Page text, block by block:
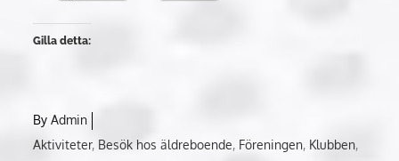
Gilla detta:
ByAdmin
Aktiviteter Besök hos äldreboende Föreningen Klubben